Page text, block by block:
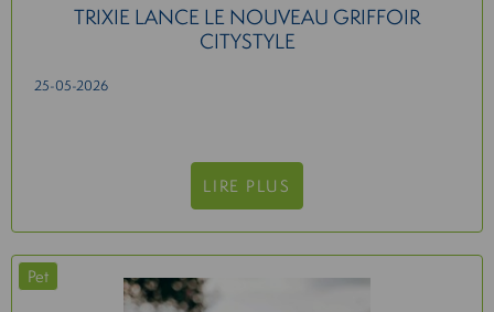
TRIXIE LANCE LE NOUVEAU GRIFFOIR
CITYSTYLE
25-05-2026
LIRE PLUS
Pet